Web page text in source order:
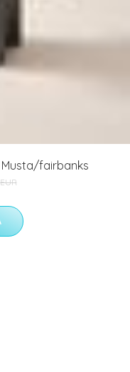
Musta/fairbanks